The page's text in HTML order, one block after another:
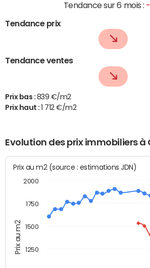
Tendance sur 6 mois :
Tendance prix
Tendance ventes
Prix bas : 839 €/m2
Prix haut :
1 712 €/m2
Evolution des prix immobiliers
Prix au m2
Prix au m2 (source : estimations JDN)
1250
1500
1750
2000